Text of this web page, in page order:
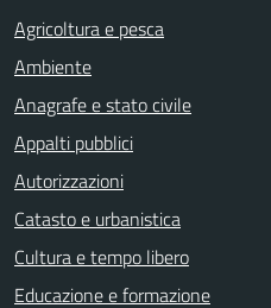
Agricoltura e pesca
Ambiente
Anagrafe e stato civile
Appalti pubblici
Autorizzazioni
Catasto e urbanistica
Cultura e tempo libero
Educazione e formazione